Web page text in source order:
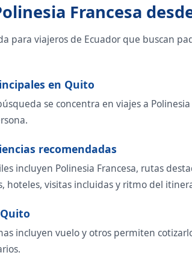
Francesa
para viajeros de Ecuador que buscan
en Quito
se concentra en viajes a
recomendadas
incluyen Polinesia Francesa, rutas
hoteles, visitas incluidas y ritmo del
incluyen vuelo y otros permiten